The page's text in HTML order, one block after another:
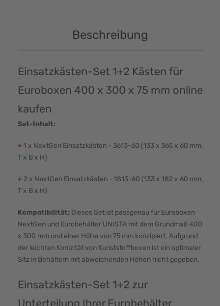
Beschreibung
Einsatzkästen-Set 1+2 Kästen für
Euroboxen 400 x 300 x 75 mm online
kaufen
Set-Inhalt:
+ 1 x NextGen Einsatzkästen - 3613-60 (133 x 365 x 60 mm,
T x B x H)
+ 2 x NextGen Einsatzkästen - 1813-60 (133 x 182 x 60 mm,
T x B x H)
Kompatibilität: Dieses Set ist passgenau für Euroboxen
NextGen und Eurobehälter UNISTA mit dem Grundmaß 400
x 300 mm und einer Höhe von 75 mm konzipiert. Aufgrund
der leichten Konizität von Kunststoffboxen ist ein optimaler
Sitz in Behältern mit abweichenden Höhen nicht gegeben.
Einsatzkästen-Set 1+2 zur